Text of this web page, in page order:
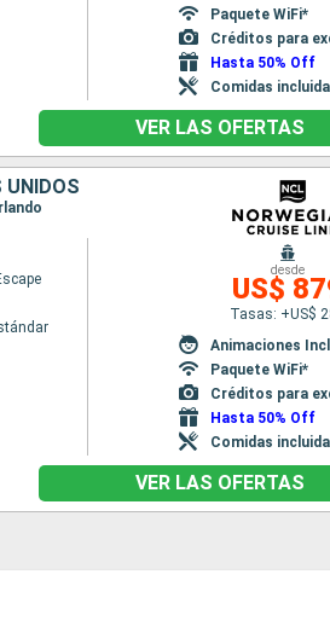
Paquete WiFi*
Créditos para
Hasta 50% Off
Comidas
VER LAS OFERTAS
UNIDOS
desde
US$
Tasas: +US$
Animaciones
Paquete WiFi*
Créditos para
Hasta 50% Off
Comidas
VER LAS OFERTAS